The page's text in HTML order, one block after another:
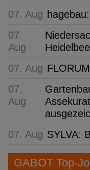
07. Aug
07.
Aug
07. Aug
07.
Aug
07. Aug SYLVA:
GABOT Top-